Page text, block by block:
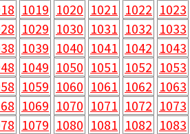
1019 1020 1021 1022 1023
1029 1030 1031 1032 1033
1039 1040 1041 1042 1043
1049 1050 1051 1052 1053
1059 1060 1061 1062 1063
1069 1070 1071 1072 1073
1079 1080 1081 1082 1083